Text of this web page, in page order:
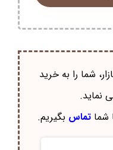
شما را به خرید
نماید.
شماتماس بگیریم.